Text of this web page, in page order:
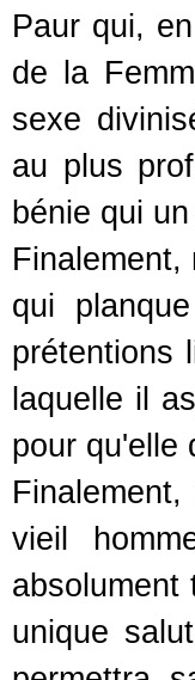
Paur qui,
de la
sexe
au plus
bénie qui
qui
prétentions
laquelle il
pour qu'elle
vieil
absolument
unique